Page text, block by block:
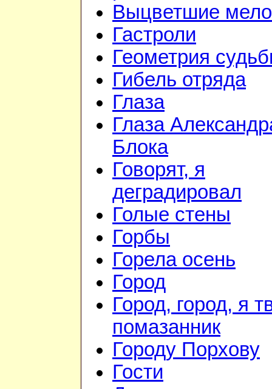
Выцветшие
Гастроли
Геометрия
Гибель отряда
Глаза
Глаза
Блока
Говорят, я
деградировал
Голые стены
Горбы
Горела осень
Город
Город, город, я
помазанник
Городу Порхову
Гости